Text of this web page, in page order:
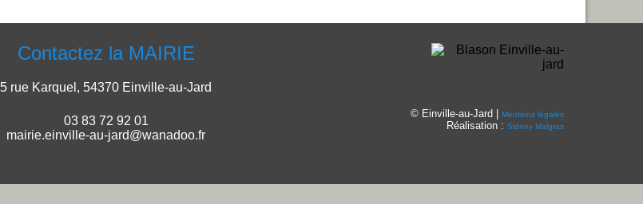
Contactez la MAIRIE
5 rue Karquel, 54370 Einville-au-Jard
03 83 72 92 01
mairie.einville-au-jard@wanadoo.fr
© Einville-au-Jard |Mentions légales
Réalisation :Sidney Malgras